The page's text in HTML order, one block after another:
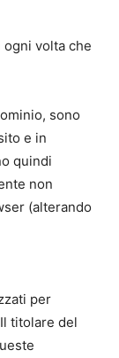
volta che
sono
e in
quindi
non
(alterando
per
titolare del